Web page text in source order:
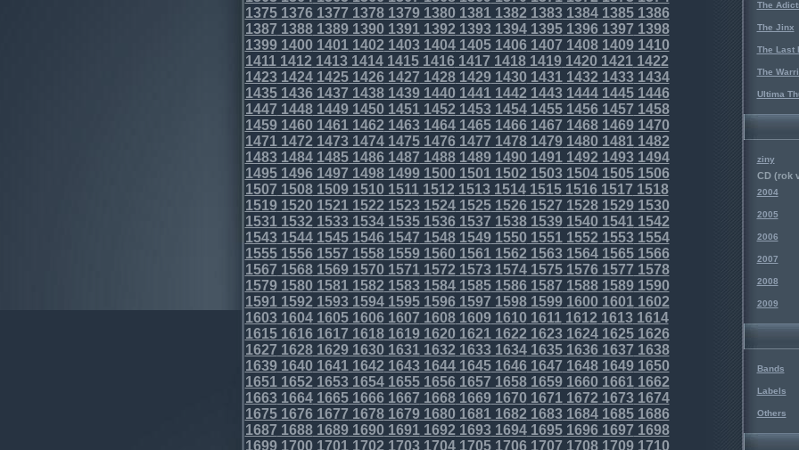
137513761377 13781379138013811382 1383138413851386
1387 13881389139013911392 13931394139513961397 1398
1399140014011402 14031404140514061407 140814091410
14111412 14131414141514161417 14181419142014211422
14231424142514261427 14281429143014311432 14331434
143514361437 14381439144014411442 1443144414451446
1447 14481449145014511452 14531454145514561457 1458
1459146014611462 14631464146514661467 146814691470
14711472 14731474147514761477 14781479148014811482
14831484148514861487 14881489149014911492 14931494
149514961497 14981499150015011502 1503150415051506
1507 15081509151015111512 15131514151515161517 1518
1519152015211522 15231524152515261527 152815291530
15311532 15331534153515361537 15381539154015411542
15431544154515461547 15481549155015511552 15531554
155515561557 15581559156015611562 1563156415651566
1567 15681569157015711572 15731574157515761577 1578
1579158015811582 15831584158515861587 158815891590
15911592 15931594159515961597 15981599160016011602
16031604160516061607 16081609161016111612 16131614
161516161617 16181619162016211622 1623162416251626
1627 16281629163016311632 16331634163516361637 1638
1639164016411642 16431644164516461647 164816491650
16511652 16531654165516561657 16581659166016611662
16631664166516661667 16681669167016711672 16731674
167516761677 16781679168016811682 1683168416851686
1687 16881689169016911692 16931694169516961697 1698
1699170017011702 17031704170517061707 170817091710
The
The Jinx
The Last
The
Ultima
ziny
CD (rok
2004
2005
2006
2007
2008
2009
Bands
Labels
Others